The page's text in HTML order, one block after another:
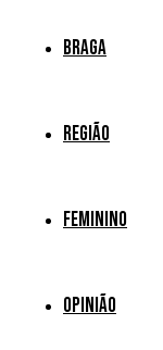
Braga
Região
Feminino
Opinião